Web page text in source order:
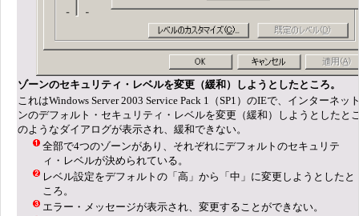
ゾーンのセキュリティ・レベルを変更（緩和）しようとしたところ。
これはWindows Server 2003 Service Pack 1（SP1）のIEで、インターネッ
ンのデフォルト・セキュリティ・レベルを変更（緩和）しようとしたと
のようなダイアログが表示され、緩和できない。
全部で4つのゾーンがあり、それぞれにデフォルトのセキュリテ
ィ・レベルが決められている。
レベル設定をデフォルトの「高」から「中」に変更しようとしたと
ころ。
エラー・メッセージが表示され、変更することができない。